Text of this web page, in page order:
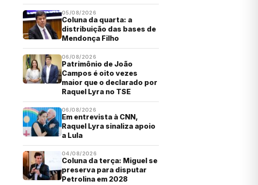
05/08/2026
Coluna da quarta: a
distribuição das bases de
Mendonça Filho
06/08/2026
Patrimônio de João
Campos é oito vezes
maior que o declarado por
Raquel Lyra no TSE
06/08/2026
Em entrevista à CNN,
Raquel Lyra sinaliza apoio
a Lula
04/08/2026
Coluna da terça: Miguel se
preserva para disputar
Petrolina em 2028